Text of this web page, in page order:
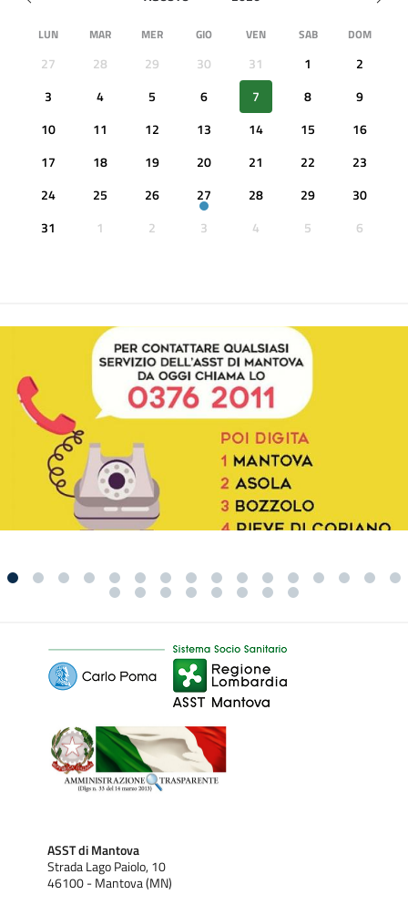
LUN MAR MER GIO VEN SAB DOM
27 28 29 30 31 1
2
3
4 5 6 7 8
9
10
11 12 13 14 15
16
17
18 19 20 21 22
23
24
25 26 27 28 29
30
31
1 2 3 4 5 6
ASST di Mantova
Strada Lago Paiolo, 10
46100 - Mantova (MN)